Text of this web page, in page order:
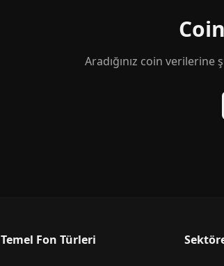
Aradığınız coin verilerine
Temel Fon Türleri